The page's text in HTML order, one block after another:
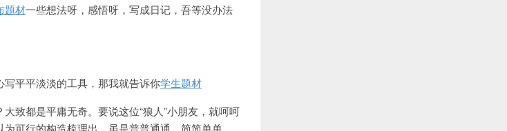
题材一些想法呀，感悟呀，写成日记，吾等没办法
平平淡淡的工具，那我就告诉你学生题材
致都是平庸无奇。要说这位“狼人”小朋友，就呵呵
可行的构造梳理出，虽是普普通通、简简单单、